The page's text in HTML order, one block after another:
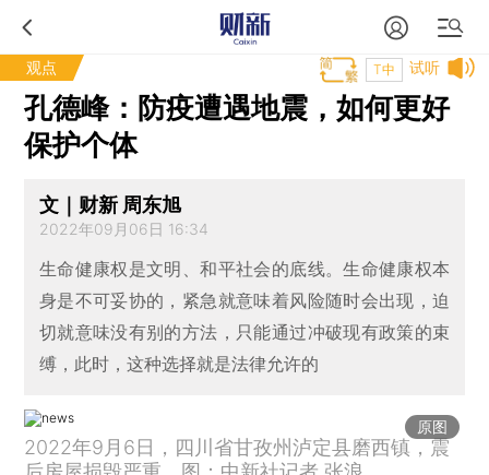
观点 试听
T中
孔德峰：防疫遭遇地震，如何更好
保护个体
文｜财新 周东旭
2022年09月06日 16:34
生命健康权是文明、和平社会的底线。生命健康权本
身是不可妥协的，紧急就意味着风险随时会出现，迫
切就意味没有别的方法，只能通过冲破现有政策的束
缚，此时，这种选择就是法律允许的
原图
2022年9月6日，四川省甘孜州泸定县磨西镇，震